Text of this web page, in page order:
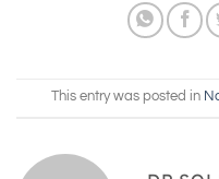
This entry was posted in